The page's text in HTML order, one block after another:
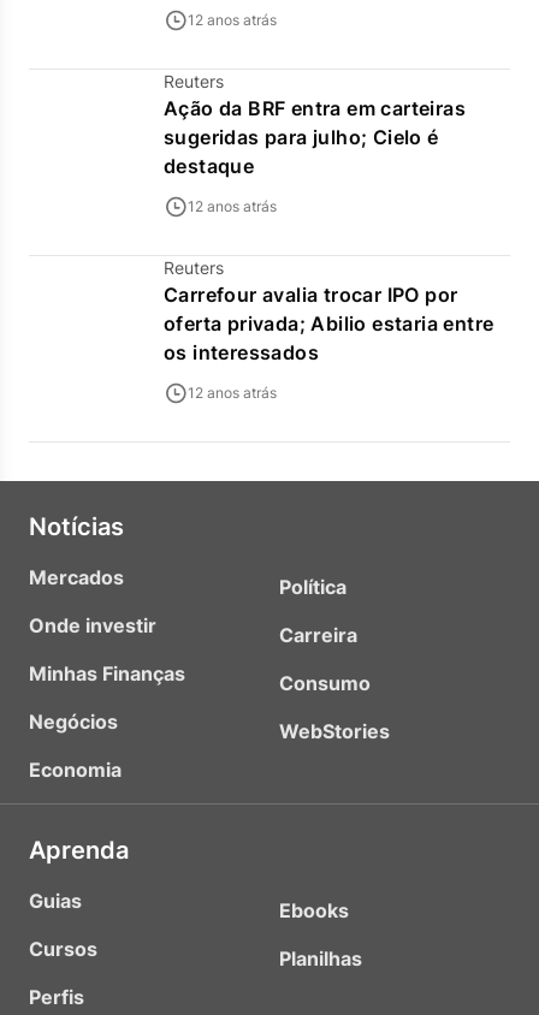
12 anos atrás
Reuters
Ação da BRF entra em carteiras
sugeridas para julho; Cielo é
destaque
12 anos atrás
Reuters
Carrefour avalia trocar IPO por
oferta privada; Abilio estaria entre
os interessados
12 anos atrás
Notícias
Mercados
Onde investir
Minhas Finanças
Negócios
Economia
Política
Carreira
Consumo
WebStories
Aprenda
Guias
Cursos
Perfis
Ebooks
Planilhas